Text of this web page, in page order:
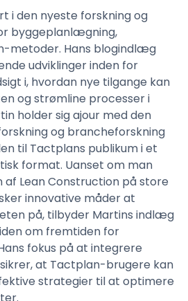
i den nyeste forskning og
byggeplanlægning,
metoder. Hans blogindlæg
udviklinger inden for
i, hvordan nye tilgange kan
og strømline processer i
holder sig ajour med den
og brancheforskning
til Tactplans publikum i et
format. Uanset om man
af Lean Construction på store
innovative måder at
på, tilbyder Martins indlæg
om fremtiden for
fokus på at integrere
at Tactplan-brugere kan
strategier til at optimere